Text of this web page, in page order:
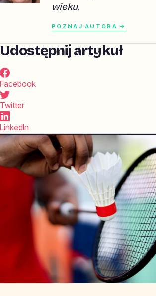
wieku.
POZNAJ AUTORA →
Udostępnij artykuł
Facebook
Twitter
LinkedIn